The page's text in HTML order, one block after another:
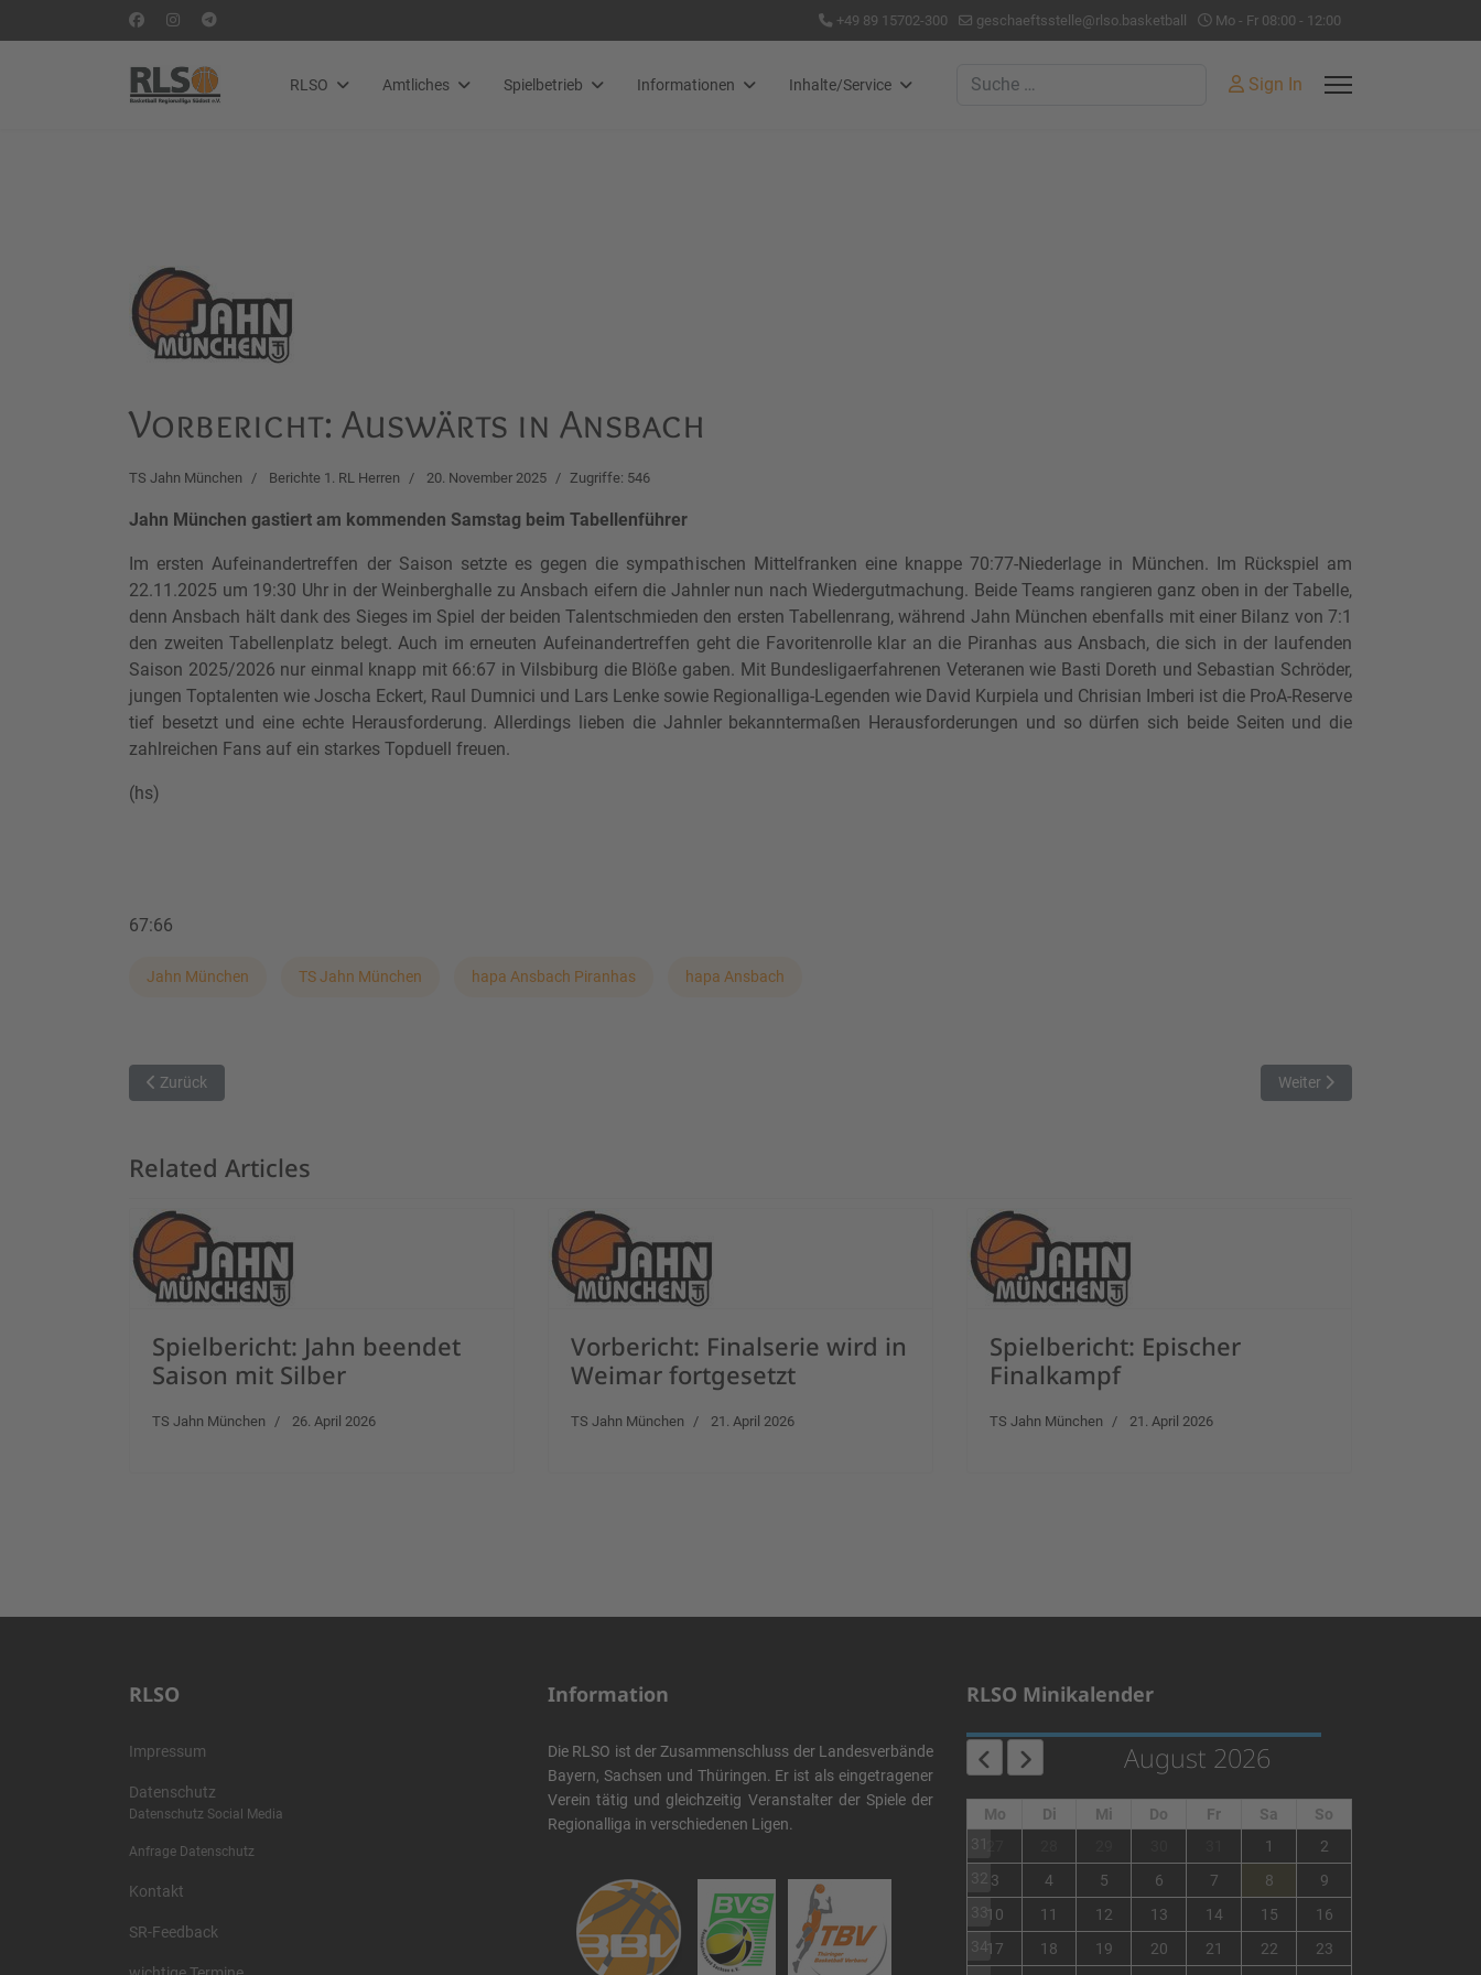
+49 89 15702-300 geschaeftsstelle@rlso.basketball Mo - Fr 08:00 - 12:00
RLSO Amtliches Spielbetrieb Informationen Inhalte/Service Suchen Sign In
Vorbericht: Auswärts in Ansbach
TS Jahn München Berichte 1. RL Herren 20. November 2025 Zugriffe: 546
Jahn München gastiert am kommenden Samstag beim Tabellenführer
Im ersten Aufeinandertreffen der Saison setzte es gegen die sympathischen Mittelfranken eine knappe 70:77-Niederlage in München. Im Rückspiel am
22.11.2025 um 19:30 Uhr in der Weinberghalle zu Ansbach eifern die Jahnler nun nach Wiedergutmachung. Beide Teams rangieren ganz oben in der Tabelle,
denn Ansbach hält dank des Sieges im Spiel der beiden Talentschmieden den ersten Tabellenrang, während Jahn München ebenfalls mit einer Bilanz von 7:1
den zweiten Tabellenplatz belegt. Auch im erneuten Aufeinandertreffen geht die Favoritenrolle klar an die Piranhas aus Ansbach, die sich in der laufenden
Saison 2025/2026 nur einmal knapp mit 66:67 in Vilsbiburg die Blöße gaben. Mit Bundesligaerfahrenen Veteranen wie Basti Doreth und Sebastian Schröder,
jungen Toptalenten wie Joscha Eckert, Raul Dumnici und Lars Lenke sowie Regionalliga-Legenden wie David Kurpiela und Chrisian Imberi ist die ProA-Reserve
tief besetzt und eine echte Herausforderung. Allerdings lieben die Jahnler bekanntermaßen Herausforderungen und so dürfen sich beide Seiten und die
zahlreichen Fans auf ein starkes Topduell freuen.
(hs)
67:66
Jahn München TS Jahn München hapa Ansbach Piranhas hapa Ansbach
Vorheriger Beitrag: Vorbericht: HAPA Ansbach Piranhas vs. TS Jahn München
Zurück Nächster Beitrag: Rockets
Weiter
Related Articles
Spielbericht: Jahn beendet
Saison mit Silber
TS Jahn München 26. April 2026
Vorbericht: Finalserie wird in
Weimar fortgesetzt
TS Jahn München 21. April 2026
Spielbericht: Epischer
Finalkampf
TS Jahn München 21. April 2026
RLSO
Impressum
Datenschutz
Datenschutz Social Media
Anfrage Datenschutz
Kontakt
SR-Feedback
Information
Die RLSO ist der Zusammenschluss der Landesverbände
Bayern, Sachsen und Thüringen. Er ist als eingetragener
Verein tätig und gleichzeitig Veranstalter der Spiele der
Regionalliga in verschiedenen Ligen.
RLSO Minikalender
August 2026
Mo Di Mi Do Fr Sa
So
31
1
2
32 3 4 5 6 7 8
9
3310 11 12 13 14 15
16
3417 18 19 20 21 22
23